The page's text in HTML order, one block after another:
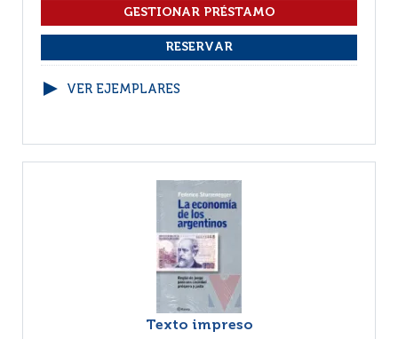
VER EJEMPLARES
Texto impreso